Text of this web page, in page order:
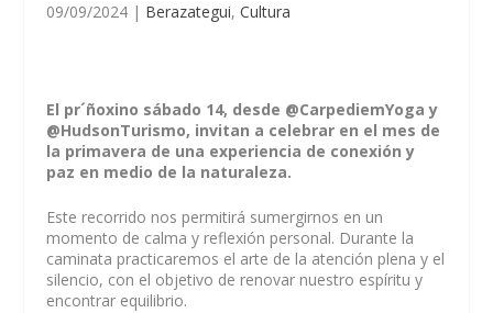
09/09/2024 | Berazategui,Cultura
El pr´ñoxino sábado 14, desde @CarpediemYoga y
@HudsonTurismo, invitan a celebrar en el mes de
la primavera de una experiencia de conexión y
paz en medio de la naturaleza.
Este recorrido nos permitirá sumergirnos en un
momento de calma y reflexión personal. Durante la
caminata practicaremos el arte de la atención plena y el
silencio, con el objetivo de renovar nuestro espíritu y
encontrar equilibrio.